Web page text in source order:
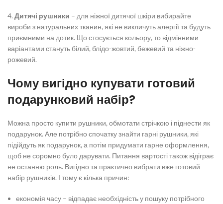
4. Дитячі рушники – для ніжної дитячої шкіри вибирайте
вироби з натуральних тканин, які не викличуть алергії та будуть
приємними на дотик. Що стосується кольору, то відмінними
варіантами стануть білий, блідо-жовтий, бежевий та ніжно-
рожевий.
Чому вигідно купувати готовий
подарунковий набір?
Можна просто купити рушники, обмотати стрічкою і піднести як
подарунок. Але потрібно спочатку знайти гарні рушники, які
підійдуть як подарунок, а потім придумати гарне оформлення,
щоб не соромно було дарувати. Питання вартості також відіграє
не останню роль. Вигідно та практично вибрати вже готовий
набір рушників. І тому є кілька причин:
економія часу – відпадає необхідність у пошуку потрібного